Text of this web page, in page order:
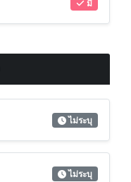
มี
ไม่ระบุ
ไม่ระบุ